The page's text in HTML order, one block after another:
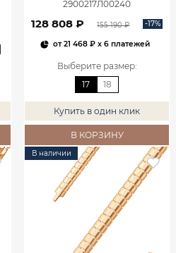
2900217Л00240
128 808 ₽ 155 190 ₽ -17%
от21 468 ₽x 6 платежей
Выберите размер:
17
18
Купить в один клик
В КОРЗИНУ
В наличии